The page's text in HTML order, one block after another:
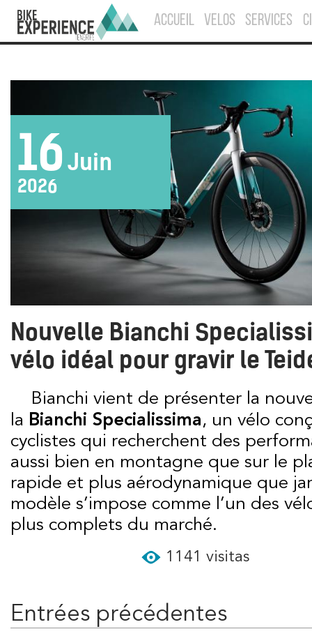
ACCUEIL VELOS SERVICES
16 Juin
2026
Nouvelle Bianchi
vélo idéal pour gravir le
Bianchi vient de présenter la nouvelle génération de
la Bianchi Specialissima, un vélo
cyclistes qui recherchent des
aussi bien en montagne que sur le
rapide et plus aérodynamique que
modèle s’impose comme l’un des
plus complets du marché.
1141 visitas
Entrées précédentes